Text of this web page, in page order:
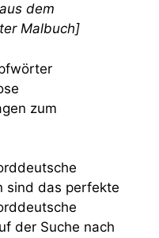
dem
Malbuch]
sind das perfekte
der Suche nach